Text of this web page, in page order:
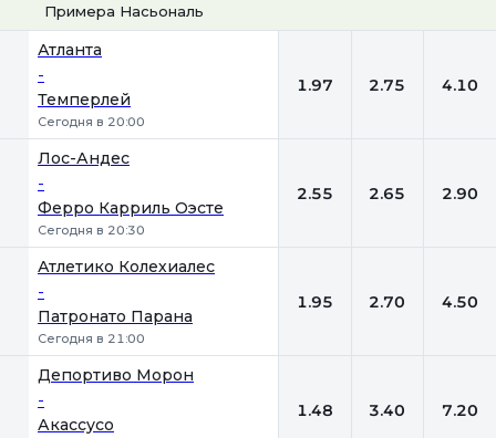
Примера Насьональ
Атланта
-
Темперлей
Сегодня в 20:00
1.97 2.75 4.10
Лос-Андес
-
Ферро Карриль Оэсте
Сегодня в 20:30
2.55 2.65 2.90
Атлетико Колехиалес
-
Патронато Парана
Сегодня в 21:00
1.95 2.70 4.50
Депортиво Морон
-
Акассусо
1.48 3.40 7.20